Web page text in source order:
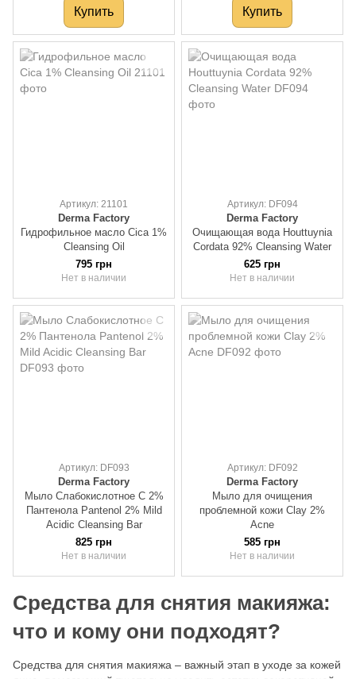
Купить Купить
Артикул: 21101
Derma Factory
Гидрофильное масло Cica 1%
Cleansing Oil
795 грн
Нет в наличии
Артикул: DF094
Derma Factory
Очищающая вода Houttuynia
Cordata 92% Cleansing Water
625 грн
Нет в наличии
Артикул: DF093
Derma Factory
Мыло Слабокислотное С 2%
Пантенола Pantenol 2% Mild
Acidic Cleansing Bar
825 грн
Нет в наличии
Артикул: DF092
Derma Factory
Мыло для очищения
проблемной кожи Clay 2%
Acne
585 грн
Нет в наличии
Средства для снятия макияжа:
что и кому они подходят?
Средства для снятия макияжа – важный этап в уходе за кожей